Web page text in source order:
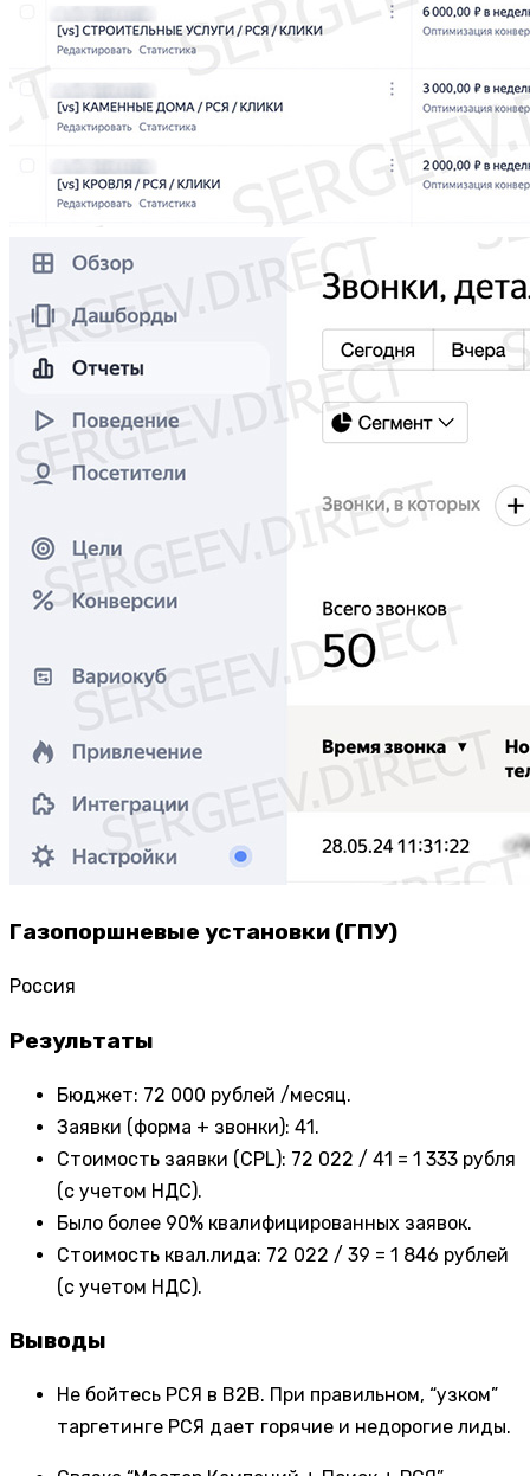
Газопоршневые установки (ГПУ)
Россия
Результаты
Бюджет: 72 000 рублей /месяц.
Заявки (форма + звонки): 41.
Стоимость заявки (CPL): 72 022 / 41 = 1 333 рубля
(с учетом НДС).
Было более 90% квалифицированных заявок.
Стоимость квал.лида: 72 022 / 39 = 1 846 рублей
(с учетом НДС).
Выводы
Не бойтесь РСЯ в B2B. При правильном, “узком”
таргетинге РСЯ дает горячие и недорогие лиды.